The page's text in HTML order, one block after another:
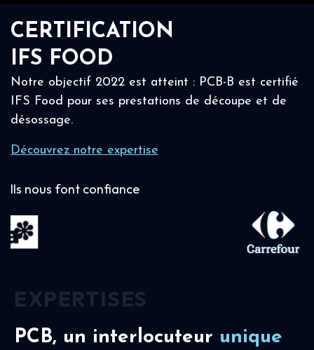
CERTIFICATION
IFS FOOD
Notre objectif 2022 est atteint : PCB-B est certifié
IFS Food pour ses prestations de découpe et de
désossage.
Découvrez notre expertise
Ils nous font confiance
PCB, un interlocuteur unique
EXPERTISES